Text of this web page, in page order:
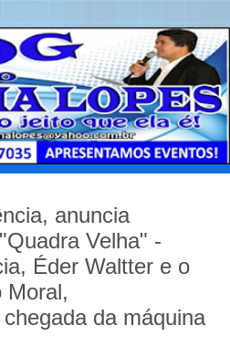
anuncia
Velha" -
Éder Waltter e o
Moral,
da máquina